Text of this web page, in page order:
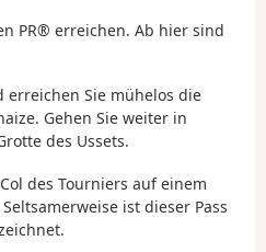
PR® erreichen. Ab hier sind
erreichen Sie mühelos die
Gehen Sie weiter in
des Ussets.
des Tourniers auf einem
ist dieser Pass